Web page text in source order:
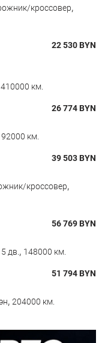
кроссовер,
22 530BYN
410000 км.
26 774BYN
км.
39 503BYN
кроссовер,
56 769BYN
дв., 148000 км.
51 794BYN
, 204000 км.